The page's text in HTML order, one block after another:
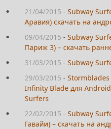
21/04/2015 - Subway
Аравия) скачать на
09/04/2015 - Subway
Париж 3) – скачать
31/03/2015 - Subway
29/03/2015 -
Infinity Blade для
Surfers
22/02/2015 - Subway
Гавайи) – скачать на